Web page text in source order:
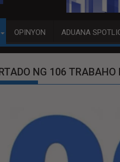
OPINYON ADUANA
NG 106 TRABAHO